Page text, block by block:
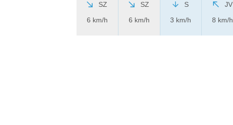
SZ
6 km/h
SZ
6 km/h
S
3 km/h
JV
8 km/h